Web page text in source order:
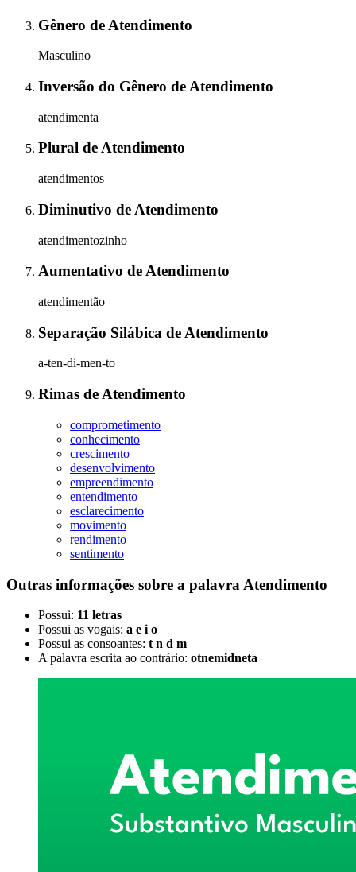
Gênero de Atendimento
Masculino
Inversão do Gênero de Atendimento
atendimenta
Plural deAtendimento
atendimentos
Diminutivo de Atendimento
atendimentozinho
Aumentativo deAtendimento
atendimentão
Separação Silábica de Atendimento
a-ten-di-men-to
Rimas de Atendimento
comprometimento
conhecimento
crescimento
desenvolvimento
empreendimento
entendimento
esclarecimento
movimento
rendimento
sentimento
Outras informações sobre a palavra Atendimento
Possui: 11 letras
Possui as vogais: a e i o
Possui as consoantes: t n d m
A palavra escrita ao contrário: otnemidneta